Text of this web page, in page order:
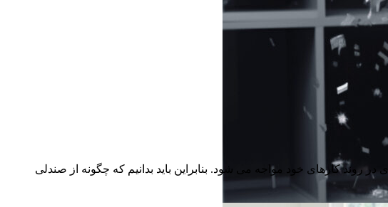
کارهای خود مواجه می شود. بنابراین باید بدانیم که چگونه از صندلی